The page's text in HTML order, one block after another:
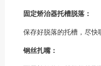
固定矫治器托槽脱落：
保存好脱落的托槽，尽快
钢丝扎嘴：